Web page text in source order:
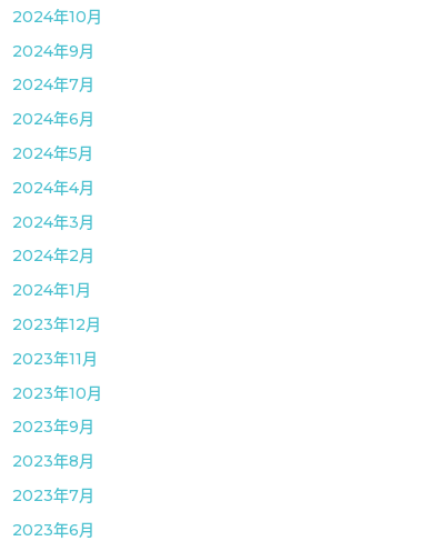
2024年10月
2024年9月
2024年7月
2024年6月
2024年5月
2024年4月
2024年3月
2024年2月
2024年1月
2023年12月
2023年11月
2023年10月
2023年9月
2023年8月
2023年7月
2023年6月